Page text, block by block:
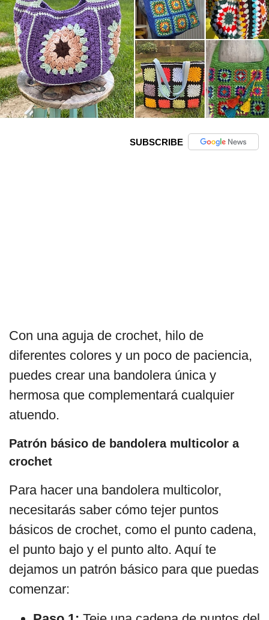
SUBSCRIBE
Con una aguja de crochet, hilo de
diferentes colores y un poco de paciencia,
puedes crear una bandolera única y
hermosa que complementará cualquier
atuendo.
Patrón básico de bandolera multicolor a
crochet
Para hacer una bandolera multicolor,
necesitarás saber cómo tejer puntos
básicos de crochet, como el punto cadena,
el punto bajo y el punto alto. Aquí te
dejamos un patrón básico para que puedas
comenzar: